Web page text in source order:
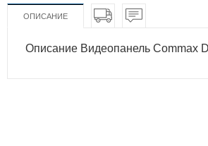
ОПИСАНИЕ
Описание Видеопанель Commax